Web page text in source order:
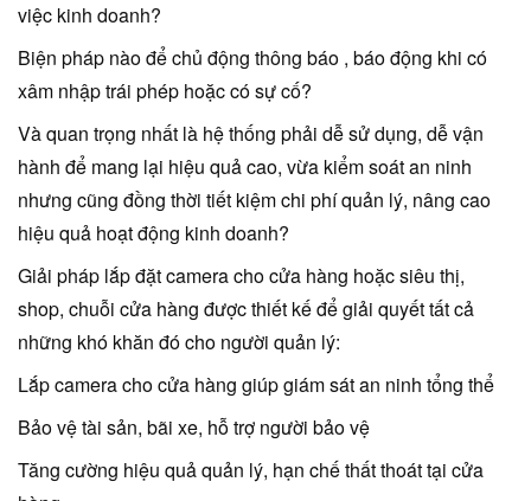
việc kinh doanh?
Biện pháp nào để chủ động thông báo , báo động khi có
xâm nhập trái phép hoặc có sự cố?
Và quan trọng nhất là hệ thống phải dễ sử dụng, dễ vận
hành để mang lại hiệu quả cao, vừa kiểm soát an ninh
nhưng cũng đồng thời tiết kiệm chi phí quản lý, nâng cao
hiệu quả hoạt động kinh doanh?
Giải pháp lắp đặt camera cho cửa hàng hoặc siêu thị,
shop, chuỗi cửa hàng được thiết kế để giải quyết tất cả
những khó khăn đó cho người quản lý:
Lắp camera cho cửa hàng giúp giám sát an ninh tổng thể
Bảo vệ tài sản, bãi xe, hỗ trợ người bảo vệ
Tăng cường hiệu quả quản lý, hạn chế thất thoát tại cửa